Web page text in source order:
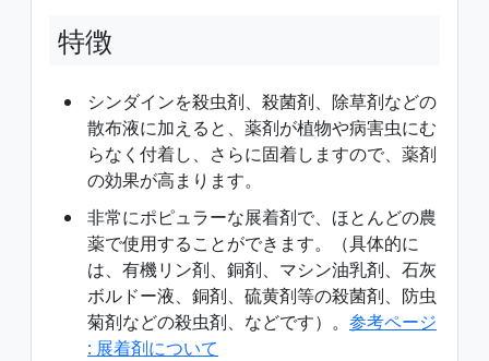
特徴
シンダインを殺虫剤、殺菌剤、除草剤などの
散布液に加えると、薬剤が植物や病害虫にむ
らなく付着し、さらに固着しますので、薬剤
の効果が高まります。
非常にポピュラーな展着剤で、ほとんどの農
薬で使用することができます。（具体的に
は、有機リン剤、銅剤、マシン油乳剤、石灰
ボルドー液、銅剤、硫黄剤等の殺菌剤、防虫
菊剤などの殺虫剤、などです）。 参考ページ
: 展着剤について